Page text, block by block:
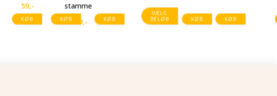
KØB KØB
59,-
KØB
stamme
1.199,-
VÆLG
BELØB
KØB KØB
var:
er: